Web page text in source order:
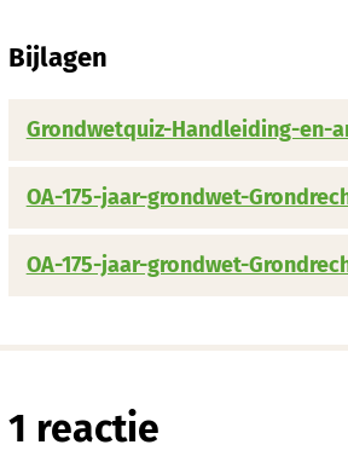
Bijlagen
Grondwetquiz-Handleiding-en-
OA-175-jaar-grondwet-
OA-175-jaar-grondwet-
1 reactie